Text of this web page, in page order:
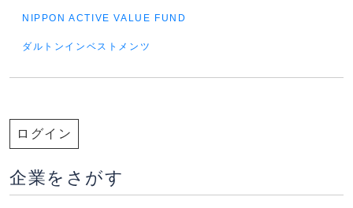
NIPPON ACTIVE VALUE FUND
ダルトンインベストメンツ
ログイン
企業をさがす